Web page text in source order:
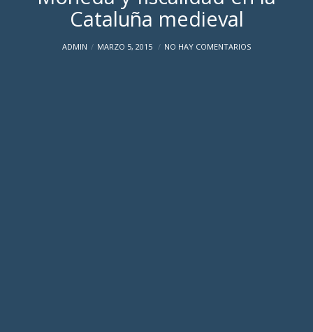
Cataluña medieval
ADMIN MARZO 5, 2015 NO HAY COMENTARIOS